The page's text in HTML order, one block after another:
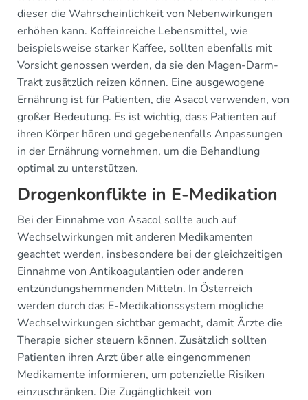
dieser die Wahrscheinlichkeit von Nebenwirkungen
erhöhen kann. Koffeinreiche Lebensmittel, wie
beispielsweise starker Kaffee, sollten ebenfalls mit
Vorsicht genossen werden, da sie den Magen-Darm-
Trakt zusätzlich reizen können. Eine ausgewogene
Ernährung ist für Patienten, die Asacol verwenden, von
großer Bedeutung. Es ist wichtig, dass Patienten auf
ihren Körper hören und gegebenenfalls Anpassungen
in der Ernährung vornehmen, um die Behandlung
optimal zu unterstützen.
Drogenkonflikte in E-Medikation
Bei der Einnahme von Asacol sollte auch auf
Wechselwirkungen mit anderen Medikamenten
geachtet werden, insbesondere bei der gleichzeitigen
Einnahme von Antikoagulantien oder anderen
entzündungshemmenden Mitteln. In Österreich
werden durch das E-Medikationssystem mögliche
Wechselwirkungen sichtbar gemacht, damit Ärzte die
Therapie sicher steuern können. Zusätzlich sollten
Patienten ihren Arzt über alle eingenommenen
Medikamente informieren, um potenzielle Risiken
einzuschränken. Die Zugänglichkeit von